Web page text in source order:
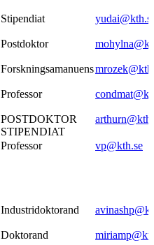
Stipendiat
Postdoktor
Forskningsamanuens
Professor
POSTDOKTOR
STIPENDIAT
Professor vp@kth.se
Industridoktorand
Doktorand